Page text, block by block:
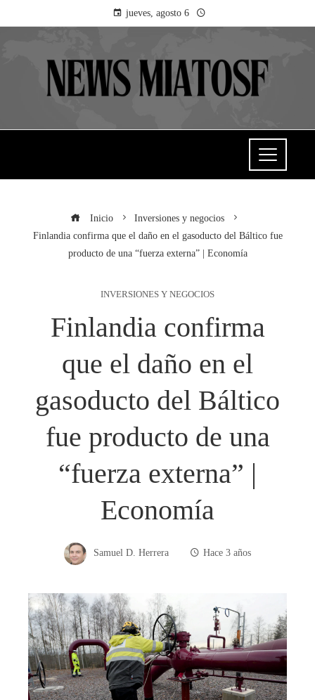
jueves, agosto 6
Inicio
Inversiones y negocios
Finlandia confirma que el daño en el gasoducto del Báltico fue
producto de una “fuerza externa” | Economía
INVERSIONES Y NEGOCIOS
Finlandia confirma
que el daño en el
gasoducto del Báltico
fue producto de una
“fuerza externa” |
Economía
Samuel D. Herrera Hace 3 años